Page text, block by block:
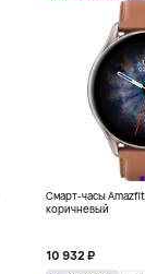
Смарт-часы Amazfit
коричневый
10 932 ₽